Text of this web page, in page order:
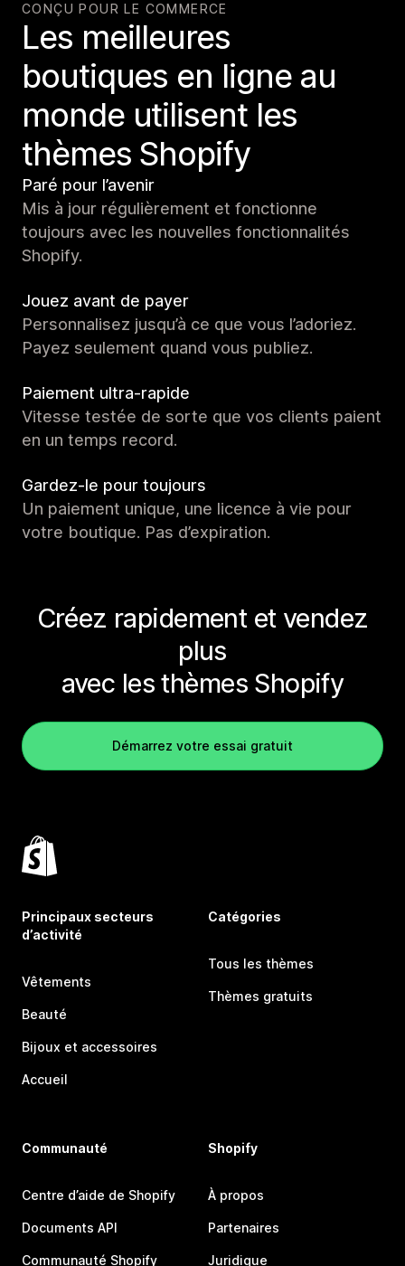
CONÇU POUR LE COMMERCE
Les meilleures
boutiques en ligne au
monde utilisent les
thèmes Shopify
Paré pour l’avenir
Mis à jour régulièrement et fonctionne
toujours avec les nouvelles fonctionnalités
Shopify.
Jouez avant de payer
Personnalisez jusqu’à ce que vous l’adoriez.
Payez seulement quand vous publiez.
Paiement ultra-rapide
Vitesse testée de sorte que vos clients paient
en un temps record.
Gardez-le pour toujours
Un paiement unique, une licence à vie pour
votre boutique. Pas d’expiration.
Créez rapidement et vendez
plus
avec les thèmes Shopify
Démarrez votre essai gratuit
Principaux secteurs
d’activité
Vêtements
Beauté
Bijoux et accessoires
Accueil
Catégories
Tous les thèmes
Thèmes gratuits
Communauté
Centre d’aide de Shopify
Documents API
Communauté Shopify
Shopify
À propos
Partenaires
Juridique